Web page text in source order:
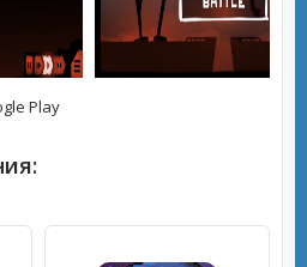
Play